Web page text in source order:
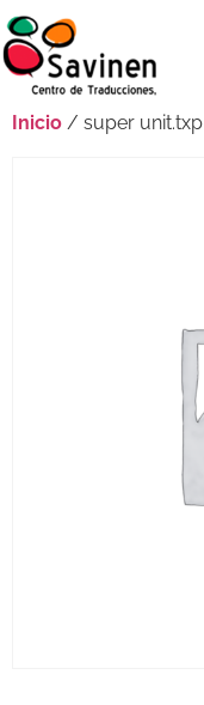
Inicio / super unit.txp